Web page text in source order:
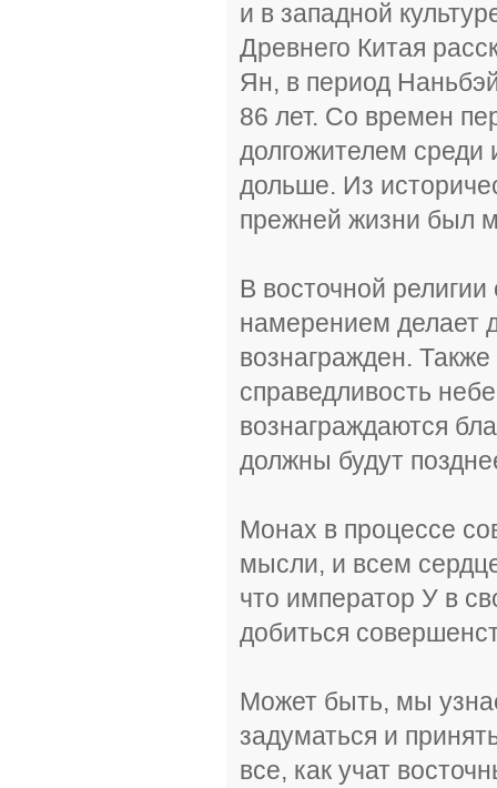
и в западной
Древнего Китая
Ян, в период
86 лет. Со времен
долгожителем
дольше. Из
прежней жизни был
В восточной
намерением делает
вознагражден.
справедливость
вознаграждаются
должны будут
Монах в процессе
мысли, и всем
что император У в
добиться
Может быть, мы
задуматься и
все, как учат